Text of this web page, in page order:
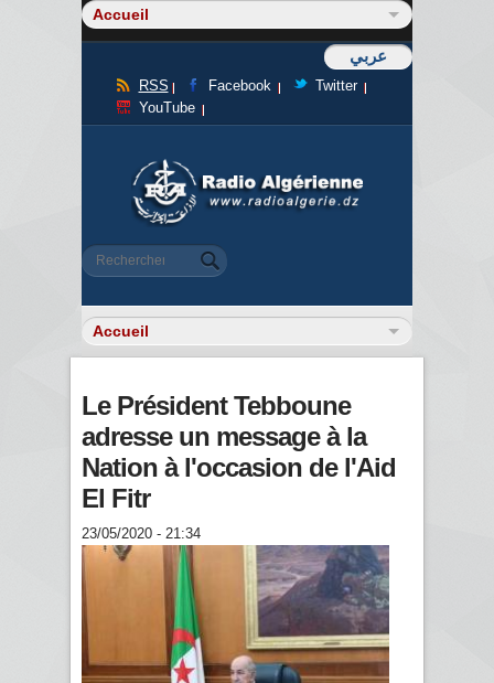
عربي
RSS Facebook
Twitter
YouTube
Formulaire de recherche
Rechercher
Le Président Tebboune
adresse un message à la
Nation à l'occasion de l'Aid
El Fitr
23/05/2020 - 21:34